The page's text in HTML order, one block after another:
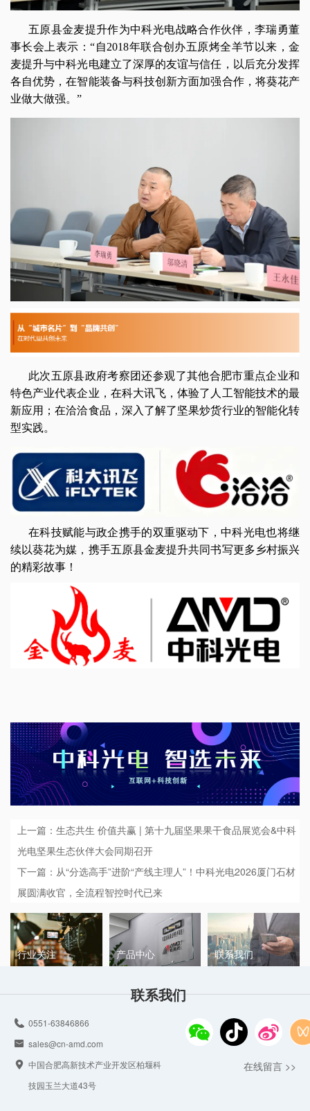
五原县金麦提升作为中科光电战略合作伙伴，李瑞勇董
事长会上表示：“自2018年联合创办五原烤全羊节以来，金
麦提升与中科光电建立了深厚的友谊与信任，以后充分发挥
各自优势，在智能装备与科技创新方面加强合作，将葵花产
业做大做强。”
此次五原县政府考察团还参观了其他合肥市重点企业和
特色产业代表企业，在科大讯飞，体验了人工智能技术的最
新应用；在洽洽食品，深入了解了坚果炒货行业的智能化转
型实践。
在科技赋能与政企携手的双重驱动下，中科光电也将继
续以葵花为媒，携手五原县金麦提升共同书写更多乡村振兴
的精彩故事！
上一篇：生态共生 价值共赢 | 第十九届坚果果干食品展览会&中科
光电坚果生态伙伴大会同期召开
下一篇：从“分选高手”进阶“产线主理人”！中科光电2026厦门石材
展圆满收官，全流程智控时代已来
行业关注 产品中心 联系我们
联系我们
0551-63846866
sales@cn-amd.com
中国合肥高新技术产业开发区柏堰科
技园玉兰大道43号
在线留言 >>